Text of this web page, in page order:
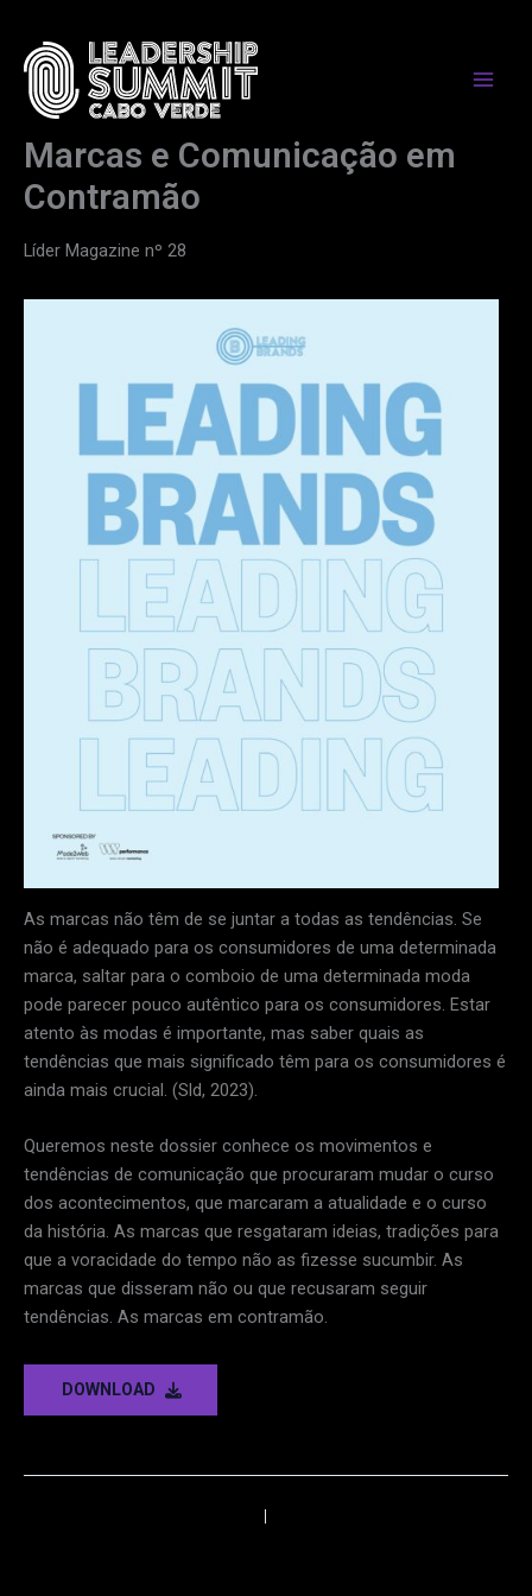
content
Marcas e Comunicação em
Contramão
Líder Magazine nº 28
As marcas não têm de se juntar a todas as tendências. Se
não é adequado para os consumidores de uma determinada
marca, saltar para o comboio de uma determinada moda
pode parecer pouco autêntico para os consumidores. Estar
atento às modas é importante, mas saber quais as
tendências que mais significado têm para os consumidores é
ainda mais crucial. (Sld, 2023).
Queremos neste dossier conhece os movimentos e
tendências de comunicação que procuraram mudar o curso
dos acontecimentos, que marcaram a atualidade e o curso
da história. As marcas que resgataram ideias, tradições para
que a voracidade do tempo não as fizesse sucumbir. As
marcas que disseram não ou que recusaram seguir
tendências. As marcas em contramão.
DOWNLOAD